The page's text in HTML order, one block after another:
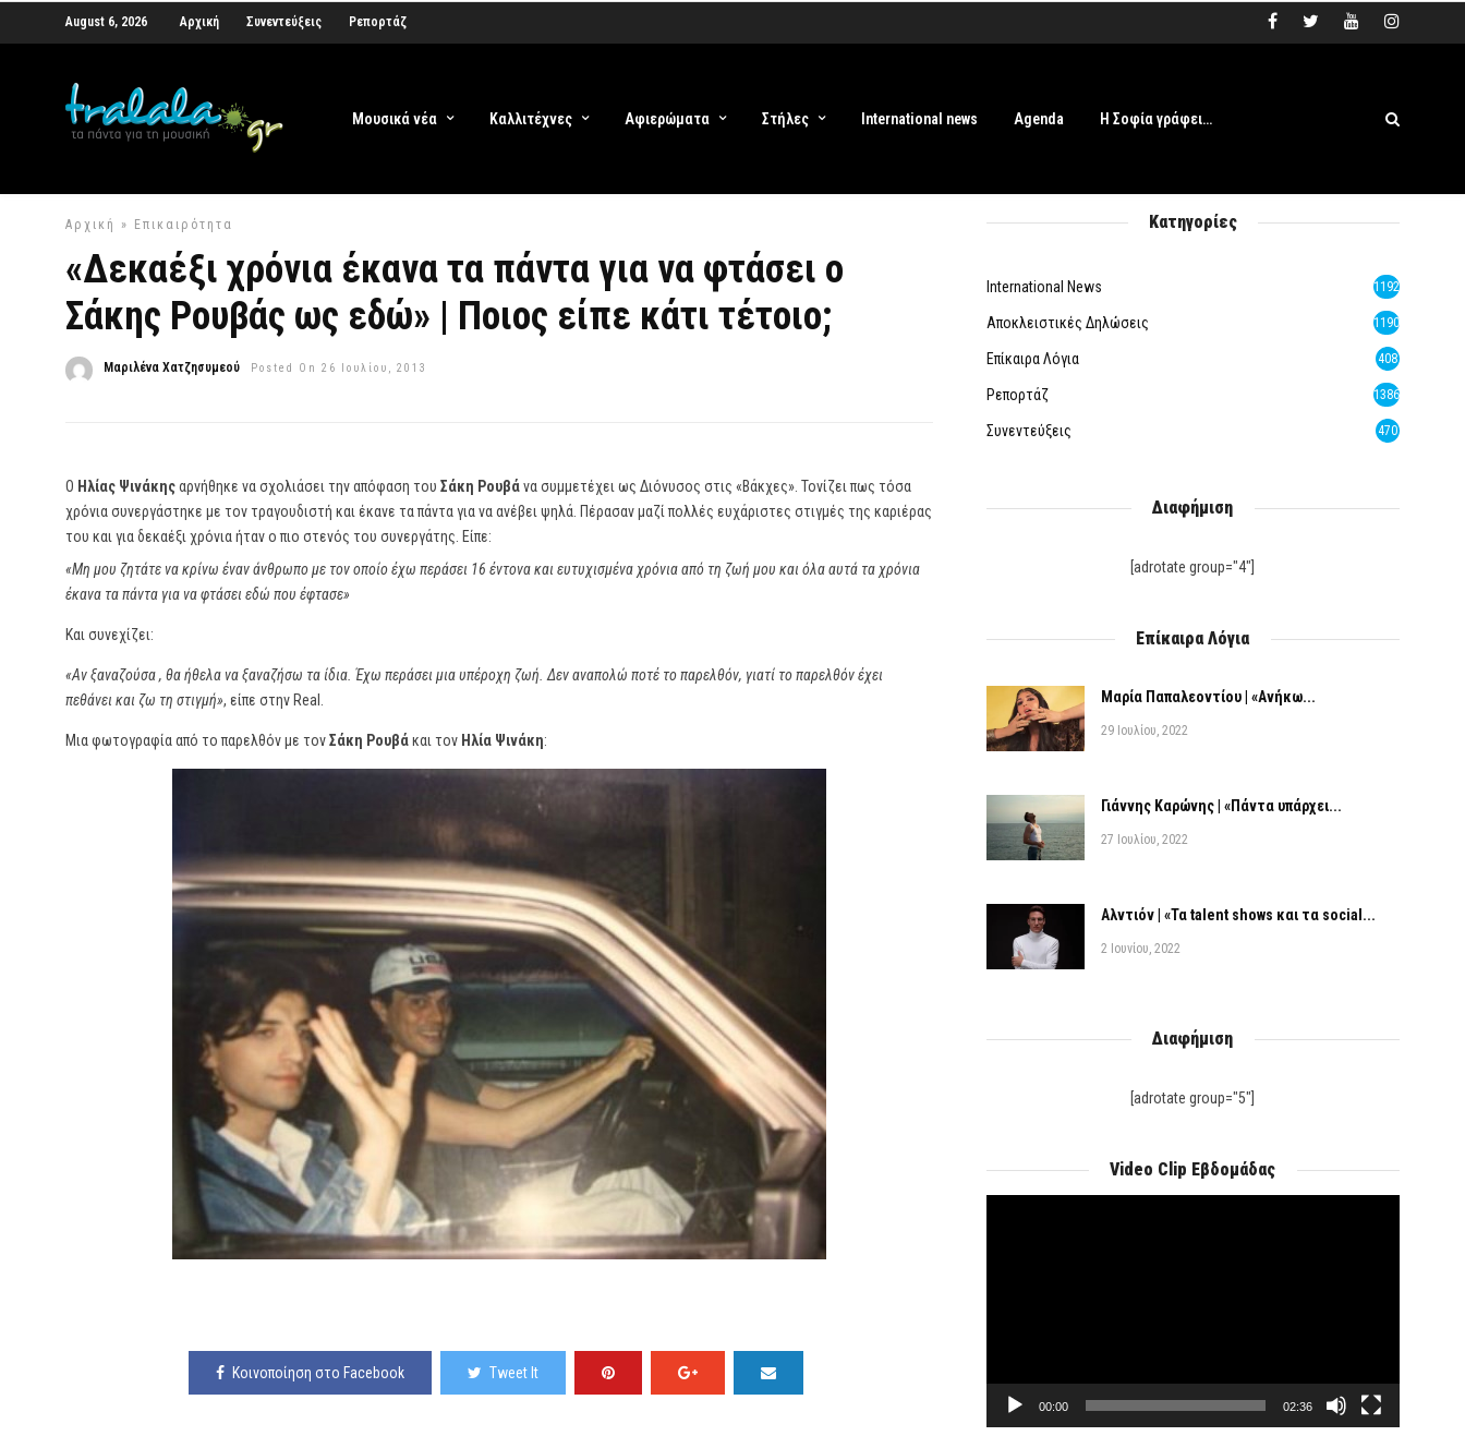
August 6, 2026 Αρχική Συνεντεύξεις Ρεπορτάζ
Μουσικά νέα Καλλιτέχνες Αφιερώματα Στήλες International news Agenda Η Σοφία γράφει…
Αρχική » Επικαιρότητα
«Δεκαέξι χρόνια έκανα τα πάντα για να φτάσει ο
Σάκης Ρουβάς ως εδώ» | Ποιος είπε κάτι τέτοιο;
Μαριλένα Χατζησυμεού Posted On 26 Ιουλίου, 2013
Ο Ηλίας Ψινάκηςαρνήθηκε να σχολιάσει την απόφαση του Σάκη Ρουβάνα συμμετέχει ως Διόνυσος στις «Βάκχες». Τονίζει πως τόσα
χρόνια συνεργάστηκε με τον τραγουδιστή και έκανε τα πάντα για να ανέβει ψηλά. Πέρασαν μαζί πολλές ευχάριστες στιγμές της καριέρας
του και για δεκαέξι χρόνια ήταν ο πιο στενός του συνεργάτης. Είπε:
«Μη μου ζητάτε να κρίνω έναν άνθρωπο με τον οποίο έχω περάσει 16 έντονα και ευτυχισμένα χρόνια από τη ζωή μου και όλα αυτά τα χρόνια
έκανα τα πάντα για να φτάσει εδώ που έφτασε»
Και συνεχίζει:
«Αν ξαναζούσα , θα ήθελα να ξαναζήσω τα ίδια. Έχω περάσει μια υπέροχη ζωή. Δεν αναπολώ ποτέ το παρελθόν, γιατί το παρελθόν έχει
πεθάνει και ζω τη στιγμή», είπε στην Real.
Μια φωτογραφία από το παρελθόν με τονΣάκη Ρουβάκαι τον Ηλία Ψινάκη:
Κοινοποίηση στο Facebook Tweet It
Κατηγορίες
International News 1192
Αποκλειστικές Δηλώσεις 1190
Επίκαιρα Λόγια 408
Ρεπορτάζ 1386
Συνεντεύξεις 470
Διαφήμιση
[adrotate group="4"]
Επίκαιρα Λόγια
Μαρία Παπαλεοντίου | «Ανήκω...
29 Ιουλίου, 2022
Γιάννης Καρώνης | «Πάντα υπάρχει...
27 Ιουλίου, 2022
Αλντιόν | «Τα talent shows και τα social...
2 Ιουνίου, 2022
Διαφήμιση
[adrotate group="5"]
Video Clip Εβδομάδας
00:00 02:36